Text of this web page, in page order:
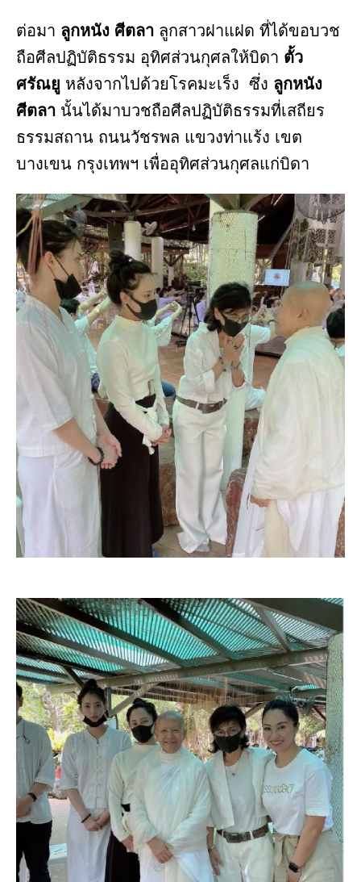
ต่อมา ลูกหนัง ศีตลา ลูกสาวฝาแฝด ที่ได้ขอบวช
ถือศีลปฏิบัติธรรม อุทิศส่วนกุศลให้บิดา ตั้ว
ศรัณยู หลังจากไปด้วยโรคมะเร็ง ซึ่ง ลูกหนัง
ศีตลา นั้นได้มาบวชถือศีลปฏิบัติธรรมที่เสถียร
ธรรมสถาน ถนนวัชรพล แขวงท่าแร้ง เขต
บางเขน กรุงเทพฯ เพื่ออุทิศส่วนกุศลแก่บิดา